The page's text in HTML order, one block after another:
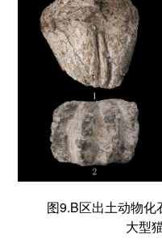
图9.B区出土动物
大型